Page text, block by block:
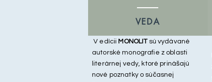
V edícii MONOLIT sú vydávané
autorské monografie z oblasti
literárnej vedy, ktoré prinášajú
nové poznatky o súčasnej
VEDA